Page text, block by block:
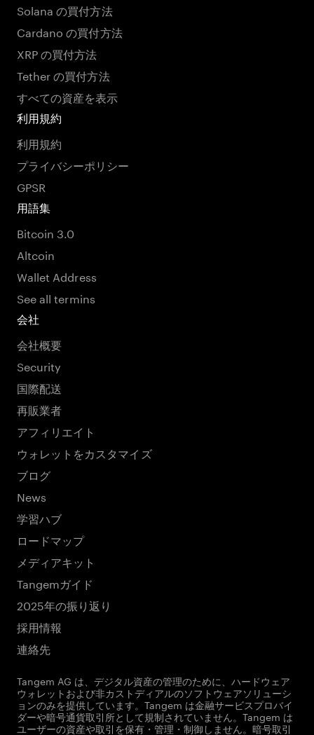
Solana の買付方法
Cardano の買付方法
XRP の買付方法
Tether の買付方法
すべての資産を表示
利用規約
利用規約
プライバシーポリシー
GPSR
用語集
Bitcoin 3.0
Altcoin
Wallet Address
See all termins
会社
会社概要
Security
国際配送
再販業者
アフィリエイト
ウォレットをカスタマイズ
ブログ
News
学習ハブ
ロードマップ
メディアキット
Tangemガイド
2025年の振り返り
採用情報
連絡先
Tangem AG は、デジタル資産の管理のために、ハードウェア
ウォレットおよび非カストディアルのソフトウェアソリューシ
ョンのみを提供しています。Tangem は金融サービスプロバイ
ダーや暗号通貨取引所として規制されていません。Tangem は
ユーザーの資産や取引を保有・管理・制御しません。暗号取引